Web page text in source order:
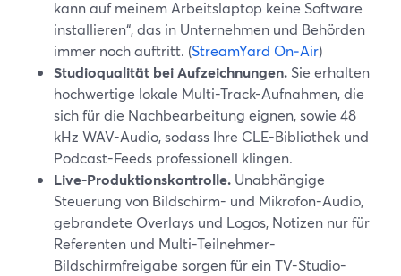
kann auf meinem Arbeitslaptop keine Software
installieren“, das in Unternehmen und Behörden
immer noch auftritt. (StreamYard On‑Air)
Studioqualität bei Aufzeichnungen. Sie erhalten
hochwertige lokale Multi-Track-Aufnahmen, die
sich für die Nachbearbeitung eignen, sowie 48
kHz WAV-Audio, sodass Ihre CLE-Bibliothek und
Podcast-Feeds professionell klingen.
Live-Produktionskontrolle. Unabhängige
Steuerung von Bildschirm- und Mikrofon-Audio,
gebrandete Overlays und Logos, Notizen nur für
Referenten und Multi-Teilnehmer-
Bildschirmfreigabe sorgen für ein TV-Studio-